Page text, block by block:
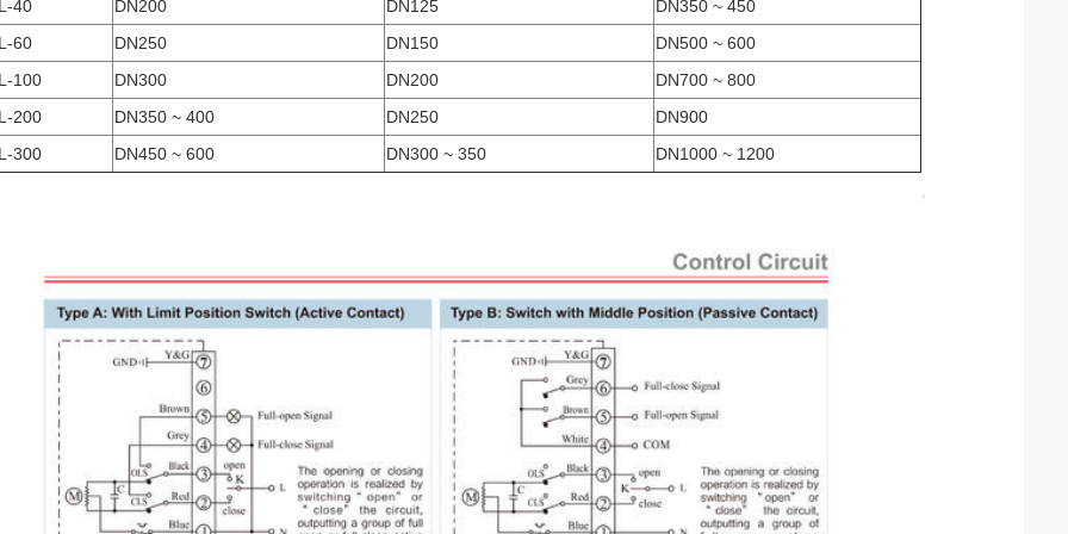
40 DN200 DN125
DN350 ~ 450
60
DN250 DN150
DN500 ~ 600
100
DN300 DN200
DN700 ~ 800
200
DN350 ~ 400 DN250
DN900
300
DN450 ~ 600 DN300 ~ 350 DN1000 ~ 1200